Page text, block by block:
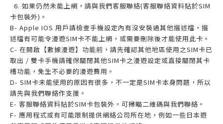
6. 如果仍然未能上網，請與我們客服聯絡(客服聯絡資料貼於SIM
卡包裝外)。
B- Apple IOS 用戶請檢查手機設定內有沒安裝過其他描述檔，描
述檔有可能令漫遊SIM卡不能上網，或需要刪除後才能使用此卡。
C- 在開啟【數據漫遊】功能前，請先確認其他地區使用之SIM卡已
取出 / 雙卡手機請確保關閉其他SIM卡之漫遊設定或直接關閉其卡
槽功能，免生不必要的漫遊費用。
D- SIM卡未能使用的原因有很多，不一定是SIM卡本身問題，所以
請先與我們聯絡作支援。
E- 客服聯絡資料貼於SIM卡包裝外，可掃瞄二維碼與我們聯絡。
F- 應用程式或有可能限制提供網絡公司所在地，例如一些日本遊